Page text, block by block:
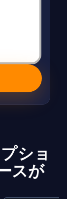
ショ
スが